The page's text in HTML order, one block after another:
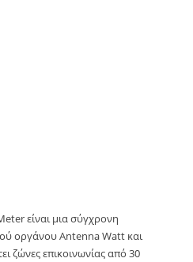
είναι μια σύγχρονη
οργάνου Antenna Watt και
ζώνες επικοινωνίας από 30